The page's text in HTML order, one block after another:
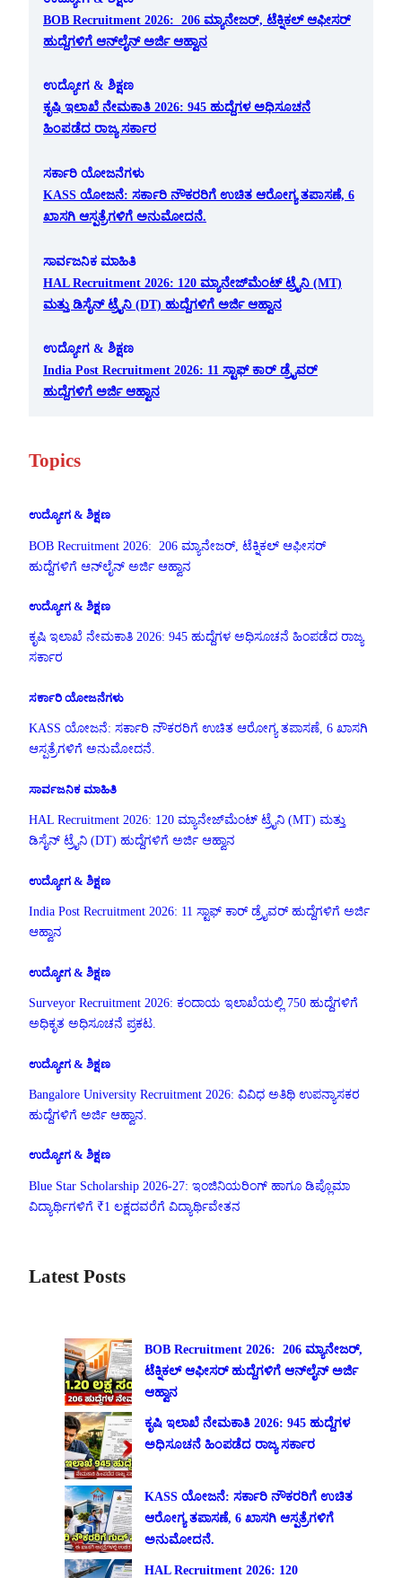
BOB Recruitment 2026: 206 ಮ್ಯಾನೇಜರ್, ಟೆಕ್ನಿಕಲ್ ಆಫೀಸರ್
ಹುದ್ದೆಗಳಿಗೆ ಆನ್‌ಲೈನ್ ಅರ್ಜಿ ಆಹ್ವಾನ
ಉದ್ಯೋಗ & ಶಿಕ್ಷಣ
ಕೃಷಿ ಇಲಾಖೆ ನೇಮಕಾತಿ 2026: 945 ಹುದ್ದೆಗಳ ಅಧಿಸೂಚನೆ
ಹಿಂಪಡೆದ ರಾಜ್ಯ ಸರ್ಕಾರ
ಸರ್ಕಾರಿ ಯೋಜನೆಗಳು
KASS ಯೋಜನೆ: ಸರ್ಕಾರಿ ನೌಕರರಿಗೆ ಉಚಿತ ಆರೋಗ್ಯ ತಪಾಸಣೆ, 6
ಖಾಸಗಿ ಆಸ್ಪತ್ರೆಗಳಿಗೆ ಅನುಮೋದನೆ.
ಸಾರ್ವಜನಿಕ ಮಾಹಿತಿ
HAL Recruitment 2026: 120 ಮ್ಯಾನೇಜ್‌ಮೆಂಟ್ ಟ್ರೈನಿ (MT)
ಮತ್ತು ಡಿಸೈನ್ ಟ್ರೈನಿ (DT) ಹುದ್ದೆಗಳಿಗೆ ಅರ್ಜಿ ಆಹ್ವಾನ
ಉದ್ಯೋಗ & ಶಿಕ್ಷಣ
India Post Recruitment 2026: 11 ಸ್ಟಾಫ್ ಕಾರ್ ಡ್ರೈವರ್
ಹುದ್ದೆಗಳಿಗೆ ಅರ್ಜಿ ಆಹ್ವಾನ
Topics
ಉದ್ಯೋಗ & ಶಿಕ್ಷಣ
BOB Recruitment 2026: 206 ಮ್ಯಾನೇಜರ್, ಟೆಕ್ನಿಕಲ್ ಆಫೀಸರ್
ಹುದ್ದೆಗಳಿಗೆ ಆನ್‌ಲೈನ್ ಅರ್ಜಿ ಆಹ್ವಾನ
ಉದ್ಯೋಗ & ಶಿಕ್ಷಣ
ಕೃಷಿ ಇಲಾಖೆ ನೇಮಕಾತಿ 2026: 945 ಹುದ್ದೆಗಳ ಅಧಿಸೂಚನೆ ಹಿಂಪಡೆದ ರಾಜ್ಯ
ಸರ್ಕಾರ
ಸರ್ಕಾರಿ ಯೋಜನೆಗಳು
KASS ಯೋಜನೆ: ಸರ್ಕಾರಿ ನೌಕರರಿಗೆ ಉಚಿತ ಆರೋಗ್ಯ ತಪಾಸಣೆ, 6 ಖಾಸಗಿ
ಆಸ್ಪತ್ರೆಗಳಿಗೆ ಅನುಮೋದನೆ.
ಸಾರ್ವಜನಿಕ ಮಾಹಿತಿ
HAL Recruitment 2026: 120 ಮ್ಯಾನೇಜ್‌ಮೆಂಟ್ ಟ್ರೈನಿ (MT) ಮತ್ತು
ಡಿಸೈನ್ ಟ್ರೈನಿ (DT) ಹುದ್ದೆಗಳಿಗೆ ಅರ್ಜಿ ಆಹ್ವಾನ
ಉದ್ಯೋಗ & ಶಿಕ್ಷಣ
India Post Recruitment 2026: 11 ಸ್ಟಾಫ್ ಕಾರ್ ಡ್ರೈವರ್ ಹುದ್ದೆಗಳಿಗೆ ಅರ್ಜಿ
ಆಹ್ವಾನ
ಉದ್ಯೋಗ & ಶಿಕ್ಷಣ
Surveyor Recruitment 2026: ಕಂದಾಯ ಇಲಾಖೆಯಲ್ಲಿ 750 ಹುದ್ದೆಗಳಿಗೆ
ಅಧಿಕೃತ ಅಧಿಸೂಚನೆ ಪ್ರಕಟ.
ಉದ್ಯೋಗ & ಶಿಕ್ಷಣ
Bangalore University Recruitment 2026: ವಿವಿಧ ಅತಿಥಿ ಉಪನ್ಯಾಸಕರ
ಹುದ್ದೆಗಳಿಗೆ ಅರ್ಜಿ ಆಹ್ವಾನ.
ಉದ್ಯೋಗ & ಶಿಕ್ಷಣ
Blue Star Scholarship 2026-27: ಇಂಜಿನಿಯರಿಂಗ್ ಹಾಗೂ ಡಿಪ್ಲೊಮಾ
ವಿದ್ಯಾರ್ಥಿಗಳಿಗೆ ₹1 ಲಕ್ಷದವರೆಗೆ ವಿದ್ಯಾರ್ಥಿವೇತನ
Latest Posts
BOB Recruitment 2026: 206 ಮ್ಯಾನೇಜರ್,
ಟೆಕ್ನಿಕಲ್ ಆಫೀಸರ್ ಹುದ್ದೆಗಳಿಗೆ ಆನ್‌ಲೈನ್ ಅರ್ಜಿ
ಆಹ್ವಾನ
ಕೃಷಿ ಇಲಾಖೆ ನೇಮಕಾತಿ 2026: 945 ಹುದ್ದೆಗಳ
ಅಧಿಸೂಚನೆ ಹಿಂಪಡೆದ ರಾಜ್ಯ ಸರ್ಕಾರ
KASS ಯೋಜನೆ: ಸರ್ಕಾರಿ ನೌಕರರಿಗೆ ಉಚಿತ
ಆರೋಗ್ಯ ತಪಾಸಣೆ, 6 ಖಾಸಗಿ ಆಸ್ಪತ್ರೆಗಳಿಗೆ
ಅನುಮೋದನೆ.
HAL Recruitment 2026: 120